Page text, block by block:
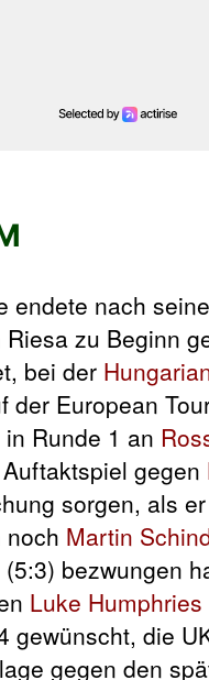
endete nach
zu Beginn
bei der
European
Runde 1 an
gegen
sorgen, als
noch Martin
(5:3) bezwungen
Luke Humphries
die
gegen den